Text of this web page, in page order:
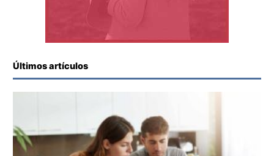
Últimos artículos